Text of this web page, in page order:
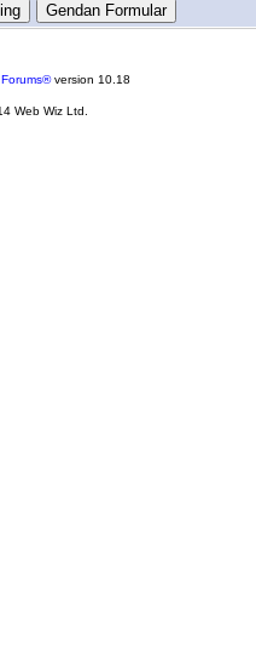
version 10.18
Web Wiz Ltd.